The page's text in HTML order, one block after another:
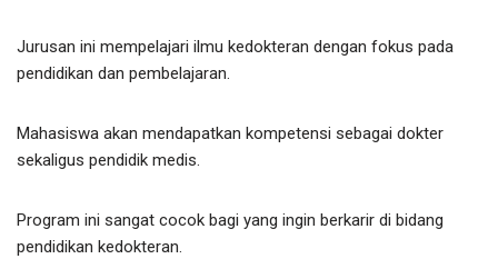
Jurusan ini mempelajari ilmu kedokteran dengan fokus pada
pendidikan dan pembelajaran.
Mahasiswa akan mendapatkan kompetensi sebagai dokter
sekaligus pendidik medis.
Program ini sangat cocok bagi yang ingin berkarir di bidang
pendidikan kedokteran.